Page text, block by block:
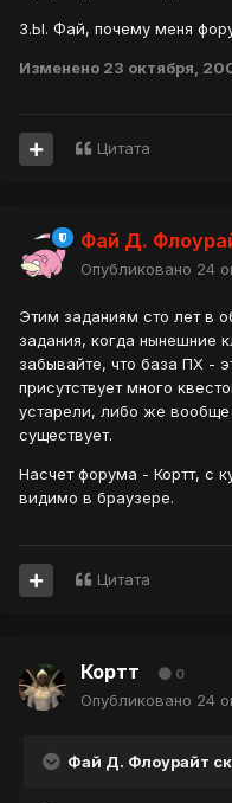
З.Ы. Фай, почему меня
Изменено 23 октября,
Цитата
Фай Д.
Опубликовано 24
Этим заданиям сто лет в
задания, когда нынешние
забывайте, что база ПХ -
присутствует много
устарели, либо же вообще
существует.
Насчет форума - Кортт, с
видимо в браузере.
Цитата
Кортт 0
Опубликовано 24
Фай Д. Флоурайт